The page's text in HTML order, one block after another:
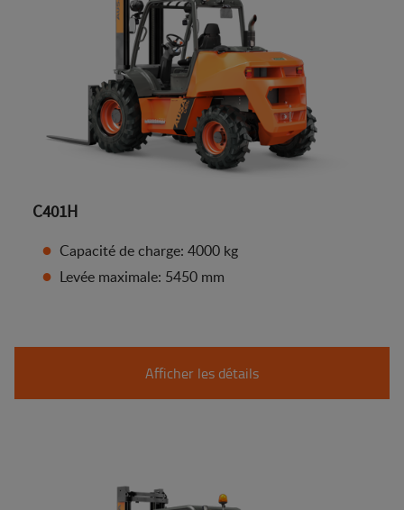
C401H
Capacité de charge: 4000 kg
Levée maximale: 5450 mm
Afficher les détails